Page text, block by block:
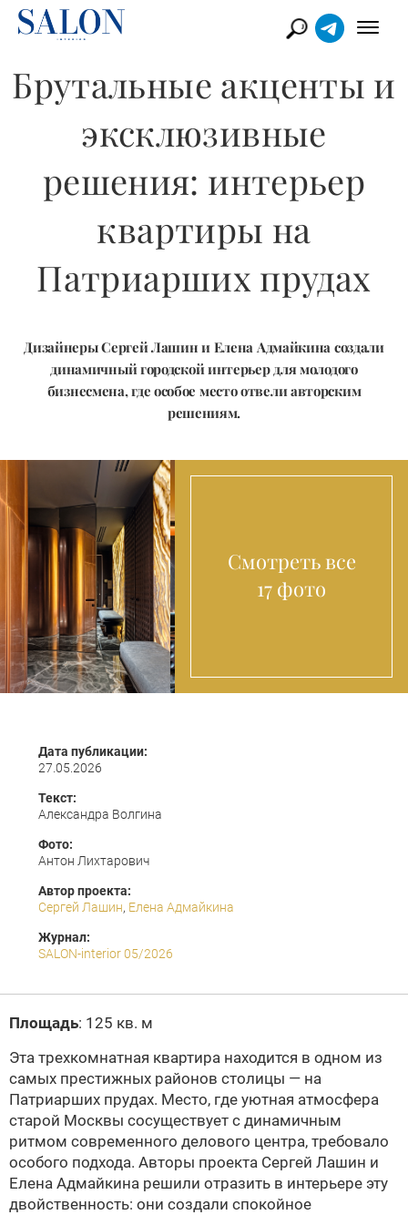
Брутальные акценты и
эксклюзивные
решения: интерьер
квартиры на
Патриарших прудах
Дизайнеры Сергей Лашин и Елена Адмайкина создали
динамичный городской интерьер для молодого
бизнесмена, где особое место отвели авторским
решениям.
Смотреть все
17 фото
Дата публикации:
27.05.2026
Текст:
Александра Волгина
Фото:
Антон Лихтарович
Автор проекта:
Сергей Лашин, Елена Адмайкина
Журнал:
SALON-interior 05/2026
Площадь: 125 кв. м
Эта трехкомнатная квартира находится в одном из
самых престижных районов столицы — на
Патриарших прудах. Место, где уютная атмосфера
старой Москвы сосуществует с динамичным
ритмом современного делового центра, требовало
особого подхода. Авторы проекта Сергей Лашин и
Елена Адмайкина решили отразить в интерьере эту
двойственность: они создали спокойное